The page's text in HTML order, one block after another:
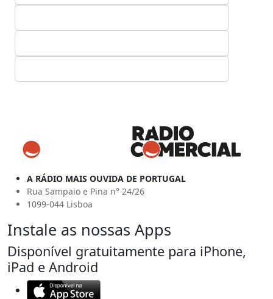
A RÁDIO MAIS OUVIDA DE PORTUGAL
Rua Sampaio e Pina n° 24/26
1099-044 Lisboa
Instale as nossas Apps
Disponível gratuitamente para iPhone,
iPad e Android